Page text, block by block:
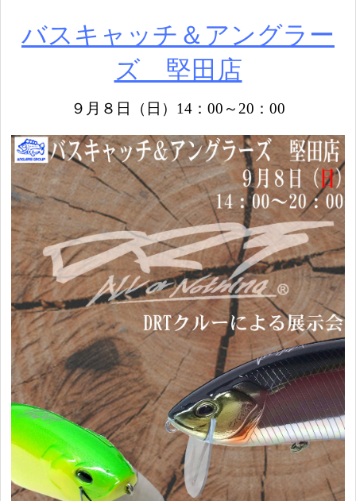
バスキャッチ＆アングラー
ズ 堅田店
９月８日（日）14：00～20：00